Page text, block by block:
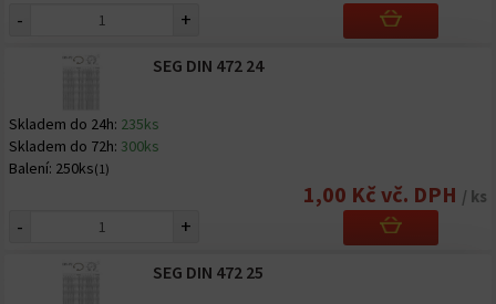
- +
SEG DIN 472 24
Skladem do 24h: 235ks
Skladem do 72h: 300ks
Balení: 250ks(1)
1,00 Kč vč. DPH / ks
- +
SEG DIN 472 25